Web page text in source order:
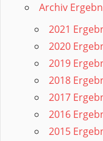
Archiv
2021
2020
2019
2018
2017
2016
2015